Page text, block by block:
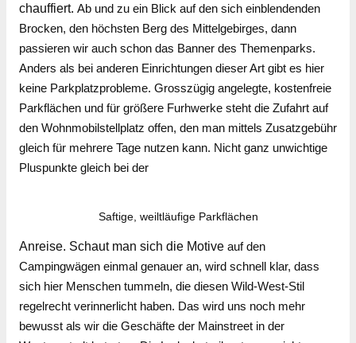
chauffiert. Ab und zu ein Blick auf den sich einblendenden
Brocken, den höchsten Berg des Mittelgebirges, dann
passieren wir auch schon das Banner des Themenparks.
Anders als bei anderen Einrichtungen dieser Art gibt es hier
keine Parkplatzprobleme. Grosszügig angelegte, kostenfreie
Parkflächen und für größere Furhwerke steht die Zufahrt auf
den Wohnmobilstellplatz offen, den man mittels Zusatzgebühr
gleich für mehrere Tage nutzen kann. Nicht ganz unwichtige
Pluspunkte gleich bei der
Saftige, weiltläufige Parkflächen
Anreise. Schaut man sich die Motive auf den
Campingwägen einmal genauer an, wird schnell klar, dass
sich hier Menschen tummeln, die diesen Wild-West-Stil
regelrecht verinnerlicht haben. Das wird uns noch mehr
bewusst als wir die Geschäfte der Mainstreet in der